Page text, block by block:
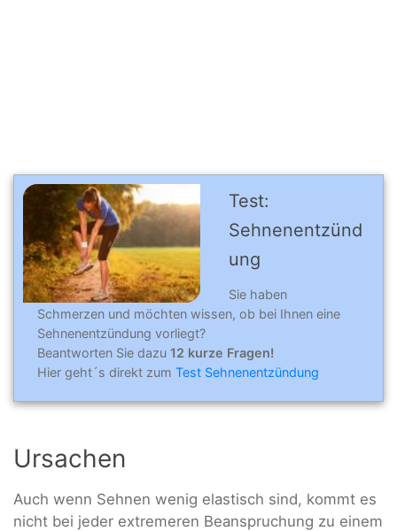
Test:
Sehnenentzünd
ung
Sie haben
Schmerzen und möchten wissen, ob bei Ihnen eine
Sehnenentzündung vorliegt?
Beantworten Sie dazu 12 kurze Fragen!
Hier geht´s direkt zum Test Sehnenentzündung
Ursachen
Auch wenn Sehnen wenig elastisch sind, kommt es
nicht bei jeder extremeren Beanspruchung zu einem